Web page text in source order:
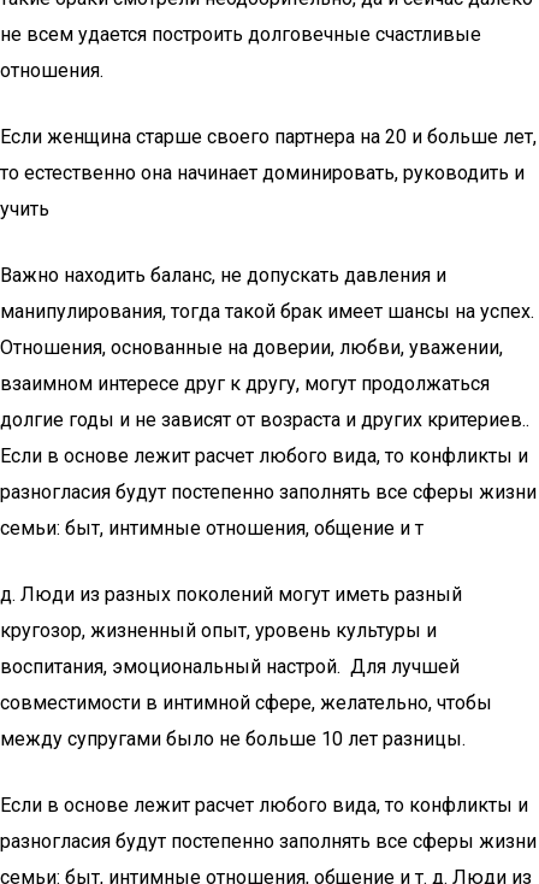
не всем удается построить долговечные счастливые
отношения.
Если женщина старше своего партнера на 20 и больше лет,
то естественно она начинает доминировать, руководить и
учить
Важно находить баланс, не допускать давления и
манипулирования, тогда такой брак имеет шансы на успех.
Отношения, основанные на доверии, любви, уважении,
взаимном интересе друг к другу, могут продолжаться
долгие годы и не зависят от возраста и других критериев..
Если в основе лежит расчет любого вида, то конфликты и
разногласия будут постепенно заполнять все сферы жизни
семьи: быт, интимные отношения, общение и т
д. Люди из разных поколений могут иметь разный
кругозор, жизненный опыт, уровень культуры и
воспитания, эмоциональный настрой. Для лучшей
совместимости в интимной сфере, желательно, чтобы
между супругами было не больше 10 лет разницы.
Если в основе лежит расчет любого вида, то конфликты и
разногласия будут постепенно заполнять все сферы жизни
семьи: быт, интимные отношения, общение и т. д. Люди из